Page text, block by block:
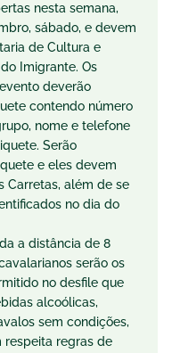
nesta semana,
sábado, e devem
de Cultura e
Imigrante. Os
deverão
contendo número
nome e telefone
Serão
e eles devem
Carretas, além de se
no dia do
a distância de 8
serão os
no desfile que
alcoólicas,
sem condições,
respeita regras de